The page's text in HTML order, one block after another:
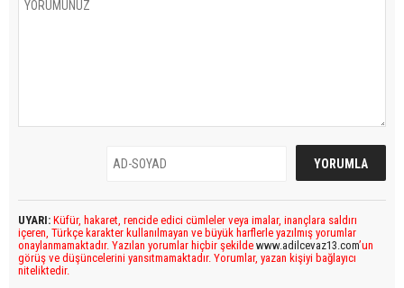
UYARI: Küfür, hakaret, rencide edici cümleler veya imalar, inançlara saldırı
içeren, Türkçe karakter kullanılmayan ve büyük harflerle yazılmış yorumlar
onaylanmamaktadır. Yazılan yorumlar hiçbir şekilde www.adilcevaz13.com’un
görüş ve düşüncelerini yansıtmamaktadır. Yorumlar, yazan kişiyi bağlayıcı
niteliktedir.